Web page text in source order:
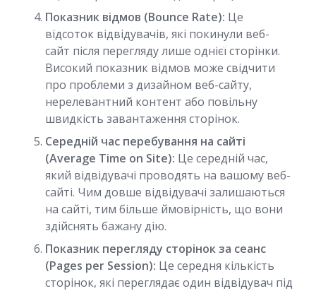
Показник відмов (Bounce Rate): Це
відсоток відвідувачів, які покинули веб-
сайт після перегляду лише однієї сторінки.
Високий показник відмов може свідчити
про проблеми з дизайном веб-сайту,
нерелевантний контент або повільну
швидкість завантаження сторінок.
Середній час перебування на сайті
(Average Time on Site): Це середній час,
який відвідувачі проводять на вашому веб-
сайті. Чим довше відвідувачі залишаються
на сайті, тим більше ймовірність, що вони
здійснять бажану дію.
Показник перегляду сторінок за сеанс
(Pages per Session): Це середня кількість
сторінок, які переглядає один відвідувач під